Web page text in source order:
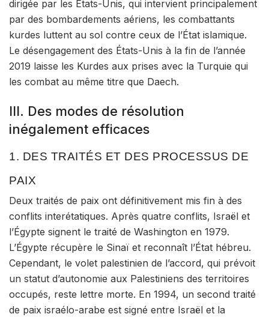
dirigée par les États-Unis, qui intervient principalement
par des bombardements aériens, les combattants
kurdes luttent au sol contre ceux de l’État islamique.
Le désengagement des États-Unis à la fin de l’année
2019 laisse les Kurdes aux prises avec la Turquie qui
les combat au même titre que Daech.
III. Des modes de résolution
inégalement efficaces
1. DES TRAITÉS ET DES PROCESSUS DE
PAIX
Deux traités de paix ont définitivement mis fin à des
conflits interétatiques. Après quatre conflits, Israël et
l’Égypte signent le traité de Washington en 1979.
L’Égypte récupère le Sinaï et reconnaît l’État hébreu.
Cependant, le volet palestinien de l’accord, qui prévoit
un statut d’autonomie aux Palestiniens des territoires
occupés, reste lettre morte. En 1994, un second traité
de paix israélo-arabe est signé entre Israël et la